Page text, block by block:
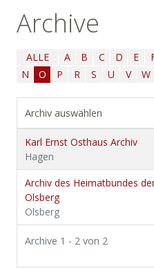
Archive
ALLE A B C D E
N
O P R S U V W
Archiv auswählen
Karl Ernst Osthaus Archiv
Hagen
Archiv des Heimatbundes
Olsberg
Olsberg
Archive 1 - 2 von 2